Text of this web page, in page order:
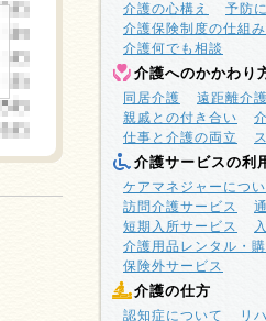
介護の心構え
予防
介護保険制度の仕組み
介護何でも相談
介護へのかかわり
同居介護 遠距離介護
親戚との付き合い
仕事と介護の両立
介護サービスの利
ケアマネジャーにつ
訪問介護サービス
短期入所サービス
介護用品レンタル・購
保険外サービス
介護の仕方
認知症について
リ